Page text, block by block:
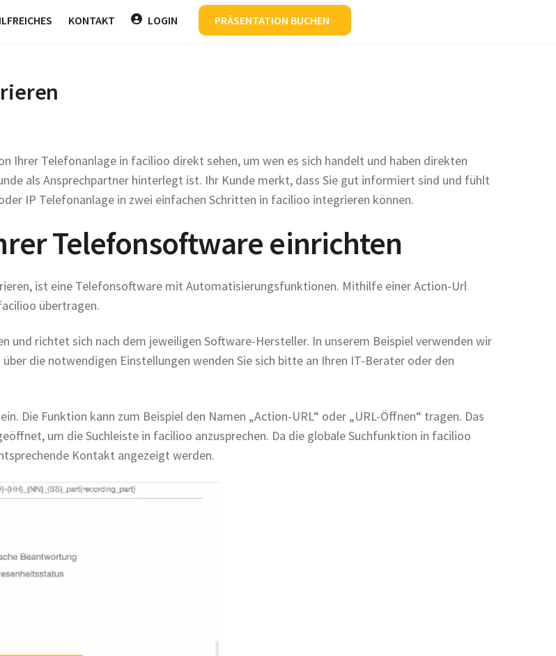
KONTAKT LOGIN PRÄSENTATION BUCHEN
Ihrer Telefonanlage in facilioo direkt sehen, um wen es sich handelt und haben direkten
als Ansprechpartner hinterlegt ist. Ihr Kunde merkt, dass Sie gut informiert sind und fühlt
IP Telefonanlage in zwei einfachen Schritten in facilioo integrieren können.
Telefonsoftware einrichten
ist eine Telefonsoftware mit Automatisierungsfunktionen. Mithilfe einer Action-Url
übertragen.
und richtet sich nach dem jeweiligen Software-Hersteller. In unserem Beispiel verwenden wir
die notwendigen Einstellungen wenden Sie sich bitte an Ihren IT-Berater oder den
Die Funktion kann zum Beispiel den Namen „Action-URL“ oder „URL-Öffnen“ tragen. Das
um die Suchleiste in facilioo anzusprechen. Da die globale Suchfunktion in facilioo
Kontakt angezeigt werden.